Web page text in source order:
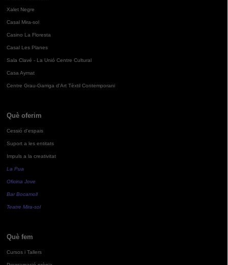
Xalet Negre
Casal Mira-sol
Casino La Floresta
Casal Les Planes
Sala Clavé - La Unió Centre Cultural
Casa Aymat
Centre Grau-Garriga d'Art Tèxtil Contemporani
Què oferim
Cessió d'espais
Suport a les entitats
Impuls a la creativitat
La Pua
Oficina Jove
Bar Bocamoll
Teatre Mira-sol
Què fem
Cursos i Tallers